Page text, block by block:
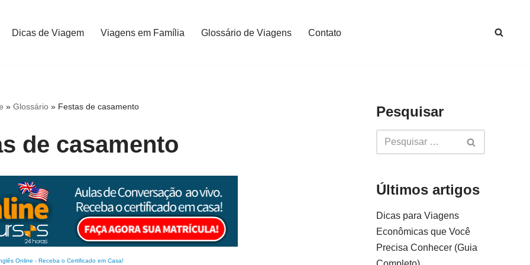
Dicas de Viagem Viagens em Família Glossário de Viagens Contato
»Glossário » Festas de casamento
de casamento
Online - Receba o Certificado em Casa!
Pesquisar
Últimos artigos
Dicas para Viagens
Econômicas que Você
Precisa Conhecer (Guia